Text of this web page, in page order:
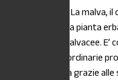
La malva,
sylvestris, è una pianta
famiglia delle Malvacee.
per le sue straordinarie
fin dall’antichità grazie